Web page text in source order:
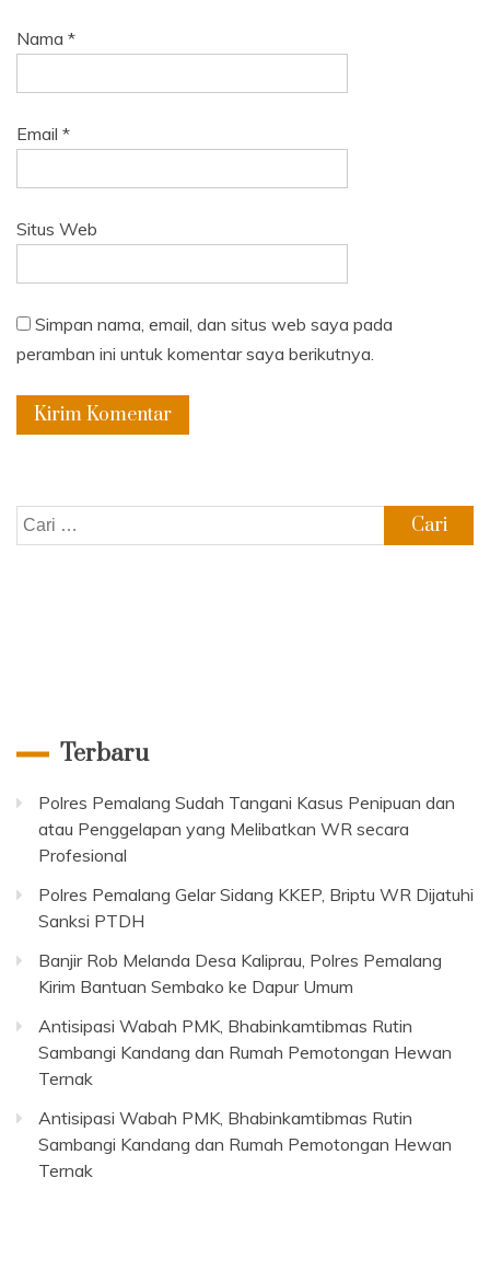
Nama *
Email *
Situs Web
Simpan nama, email, dan situs web saya pada
peramban ini untuk komentar saya berikutnya.
Cari
untuk:
Terbaru
Polres Pemalang Sudah Tangani Kasus Penipuan dan
atau Penggelapan yang Melibatkan WR secara
Profesional
Polres Pemalang Gelar Sidang KKEP, Briptu WR Dijatuhi
Sanksi PTDH
Banjir Rob Melanda Desa Kaliprau, Polres Pemalang
Kirim Bantuan Sembako ke Dapur Umum
Antisipasi Wabah PMK, Bhabinkamtibmas Rutin
Sambangi Kandang dan Rumah Pemotongan Hewan
Ternak
Antisipasi Wabah PMK, Bhabinkamtibmas Rutin
Sambangi Kandang dan Rumah Pemotongan Hewan
Ternak